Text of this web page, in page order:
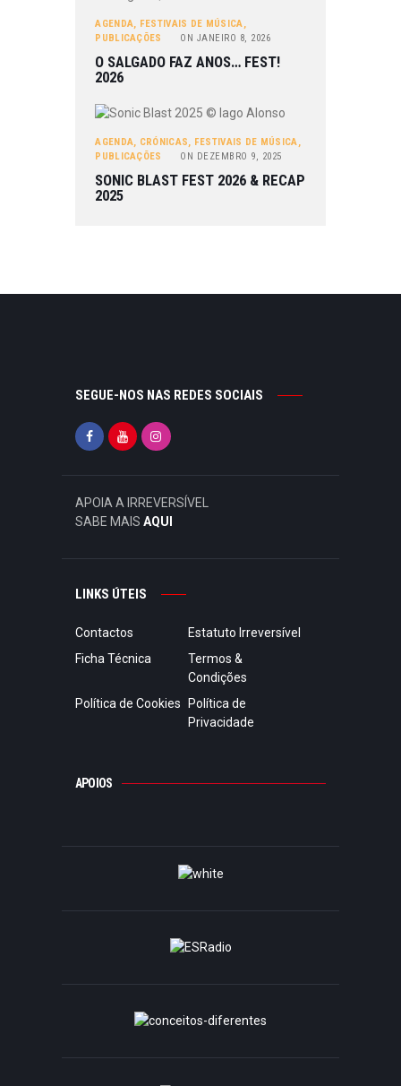
AGENDA, FESTIVAIS DE MÚSICA,
PUBLICAÇÕES
ON JANEIRO 8, 2026
O SALGADO FAZ ANOS… FEST!
2026
AGENDA, CRÓNICAS, FESTIVAIS DE MÚSICA,
PUBLICAÇÕES
ON DEZEMBRO 9, 2025
SONIC BLAST FEST 2026 & RECAP
2025
SEGUE-NOS NAS REDES SOCIAIS
APOIA A IRREVERSÍVEL
SABE MAIS AQUI
LINKS ÚTEIS
Contactos
Estatuto Irreversível
Ficha Técnica
Termos &
Condições
Política de Cookies
Política de
Privacidade
APOIOS